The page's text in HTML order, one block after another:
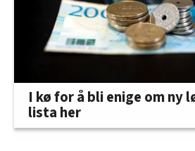
I kø for å bli enige om ny
lista her